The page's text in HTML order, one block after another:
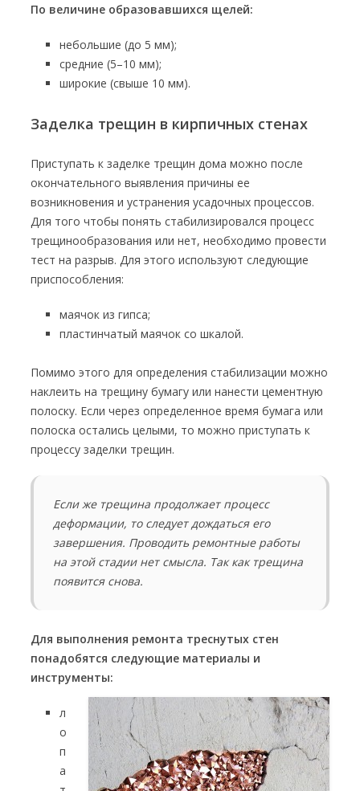
По величине образовавшихся щелей:
небольшие (до 5 мм);
средние (5–10 мм);
широкие (свыше 10 мм).
Заделка трещин в кирпичных стенах
Приступать к заделке трещин дома можно после
окончательного выявления причины ее
возникновения и устранения усадочных процессов.
Для того чтобы понять стабилизировался процесс
трещинообразования или нет, необходимо провести
тест на разрыв. Для этого используют следующие
приспособления:
маячок из гипса;
пластинчатый маячок со шкалой.
Помимо этого для определения стабилизации можно
наклеить на трещину бумагу или нанести цементную
полоску. Если через определенное время бумага или
полоска остались целыми, то можно приступать к
процессу заделки трещин.
Если же трещина продолжает процесс
деформации, то следует дождаться его
завершения. Проводить ремонтные работы
на этой стадии нет смысла. Так как трещина
появится снова.
Для выполнения ремонта треснутых стен
понадобятся следующие материалы и
инструменты:
л
о
п
а